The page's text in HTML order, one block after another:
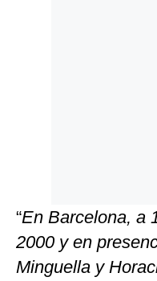
“En Barcelona, a
2000 y en
Minguella y